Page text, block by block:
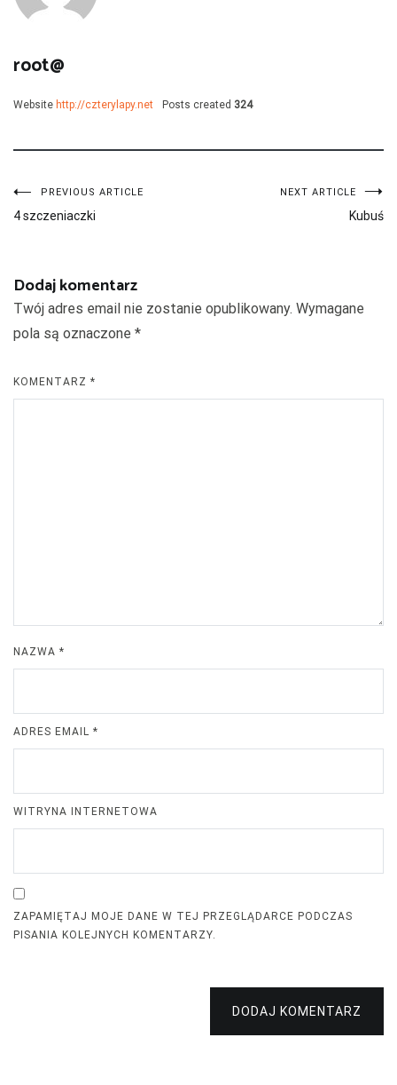
root@
Website http://czterylapy.net Posts created 324
Nawigacja
PREVIOUS ARTICLE
4 szczeniaczki
NEXT ARTICLE
Kubuś
Dodaj komentarz
Twój adres email nie zostanie opublikowany. Wymagane
pola są oznaczone *
KOMENTARZ *
NAZWA *
ADRES EMAIL *
WITRYNA INTERNETOWA
ZAPAMIĘTAJ MOJE DANE W TEJ PRZEGLĄDARCE PODCZAS
PISANIA KOLEJNYCH KOMENTARZY.
DODAJ KOMENTARZ